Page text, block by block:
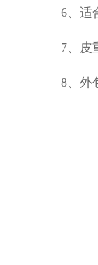
6、适
7、皮
8、外